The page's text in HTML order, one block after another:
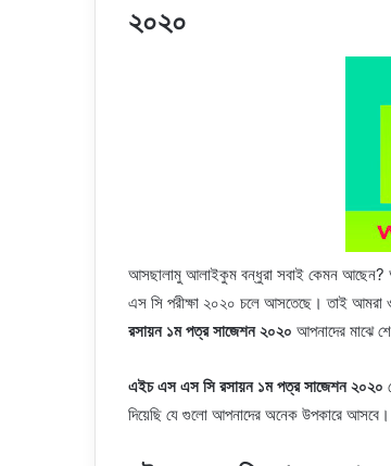
২০২০
আসছালামু আলাইকুম বন্ধুরা সবাই কেমন
এস সি পরীক্ষা ২০২০ চলে আসতেছে। তাই আমরা
রসায়ন ১ম পত্র সাজেশন ২০২০ আপনাদের মাঝে
এইচ এস এস সি রসায়ন ১ম পত্র সাজেশন ২০২০
দিয়েছি যে গুলো আপনাদের অনেক উপকারে আসবে।